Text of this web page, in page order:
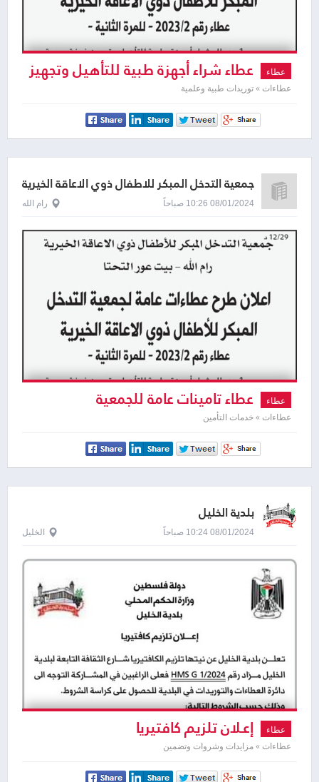
عطاء عطاء شراء أجهزة طبية للتأهيل وتجهيز
غرفة حسية
عطاءات » توريدات طبية وعلمية
جمعية التدخل المبكر للاطفال ذوي الاعاقة الخيرية
رام الله
08/01/2024 10:26 صباحاً رام الله
عطاء عطاء تامينات عامة للجمعية
عطاءات » خدمات التأمين
بلدية الخليل
08/01/2024 10:24 صباحاً الخليل
عطاء إعـلان تلزيم كافتيريا
عطاءات » مزايدات وشروات وتضمين